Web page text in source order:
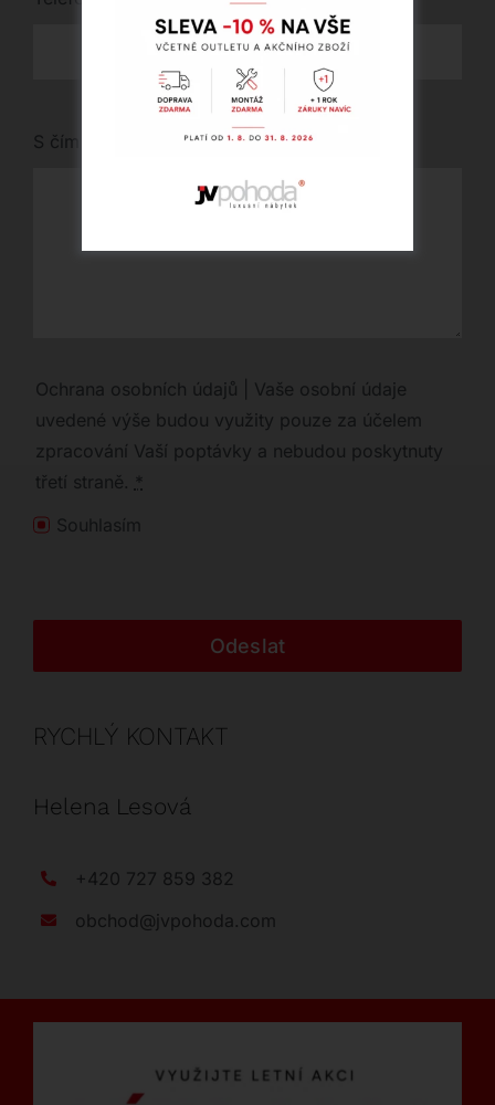
S čím vám můžeme pomoci?
Ochrana osobních údajů | Vaše osobní údaje
uvedené výše budou využity pouze za účelem
zpracování Vaší poptávky a nebudou poskytnuty
třetí straně. *
Souhlasím
Odeslat
RYCHLÝ KONTAKT
Helena Lesová
+420 727 859 382
obchod@jvpohoda.com